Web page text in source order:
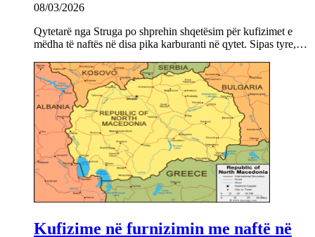
08/03/2026
Qytetarë nga Struga po shprehin shqetësim për kufizimet e
mëdha të naftës në disa pika karburanti në qytet. Sipas tyre,…
Kufizime në furnizimin me naftë në